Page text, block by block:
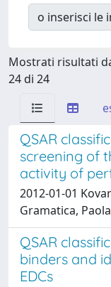
o inserisci le
Mostrati risultati
24 di 24
QSAR
screening of
activity of
2012-01-01
Gramatica, Paola
QSAR
binders and
EDCs